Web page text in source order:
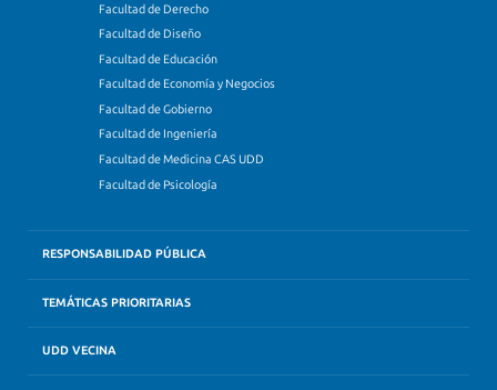
Facultad de Derecho
Facultad de Diseño
Facultad de Educación
Facultad de Economía y Negocios
Facultad de Gobierno
Facultad de Ingeniería
Facultad de Medicina CAS UDD
Facultad de Psicología
RESPONSABILIDAD PÚBLICA
TEMÁTICAS PRIORITARIAS
UDD VECINA